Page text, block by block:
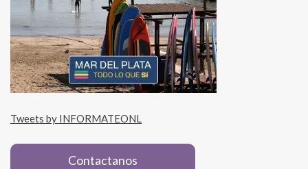
Tweets by INFORMATEONL
Contactanos